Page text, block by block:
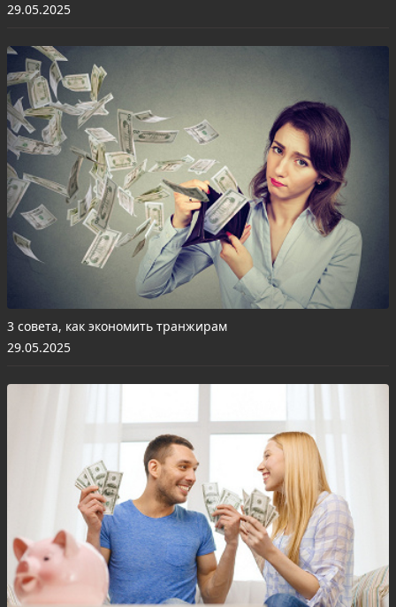
29.05.2025
3 совета, как экономить транжирам
29.05.2025